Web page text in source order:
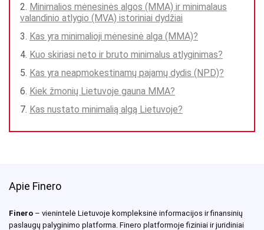
Minimalios mėnesinės algos (MMA) ir minimalaus
valandinio atlygio (MVA) istoriniai dydžiai
Kas yra minimalioji mėnesinė alga (MMA)?
Kuo skiriasi neto ir bruto minimalus atlyginimas?
Kas yra neapmokestinamų pajamų dydis (NPD)?
Kiek žmonių Lietuvoje gauna MMA?
Kas nustato minimalią algą Lietuvoje?
Apie Finero
Finero – vienintelė Lietuvoje kompleksinė informacijos ir finansinių
paslaugų palyginimo platforma. Finero platformoje fiziniai ir juridiniai